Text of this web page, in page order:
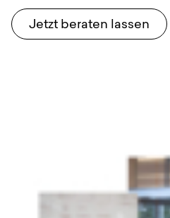
Jetzt beraten lassen